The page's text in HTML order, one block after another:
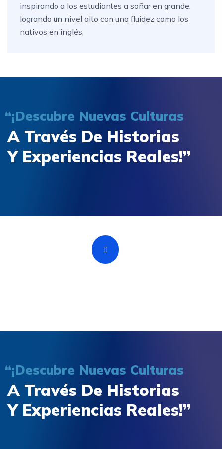
inspirando a los estudiantes a soñar en grande,
logrando un nivel alto con una fluidez como los
nativos en inglés.
“¡Descubre Nuevas Culturas
A Través De Historias
Y Experiencias Reales!”
“¡Descubre Nuevas Culturas
A Través De Historias
Y Experiencias Reales!”